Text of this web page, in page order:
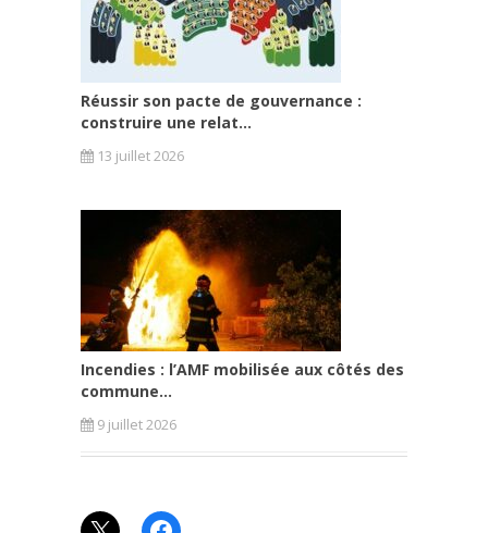
Réussir son pacte de gouvernance :
construire une relat...
13 juillet 2026
Incendies : l’AMF mobilisée aux côtés des
commune...
9 juillet 2026